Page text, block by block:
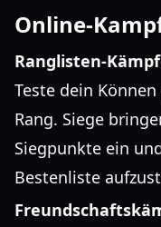
Online-
Ranglisten-
Teste dein
Rang. Siege
Siegpunkte ein
Bestenliste